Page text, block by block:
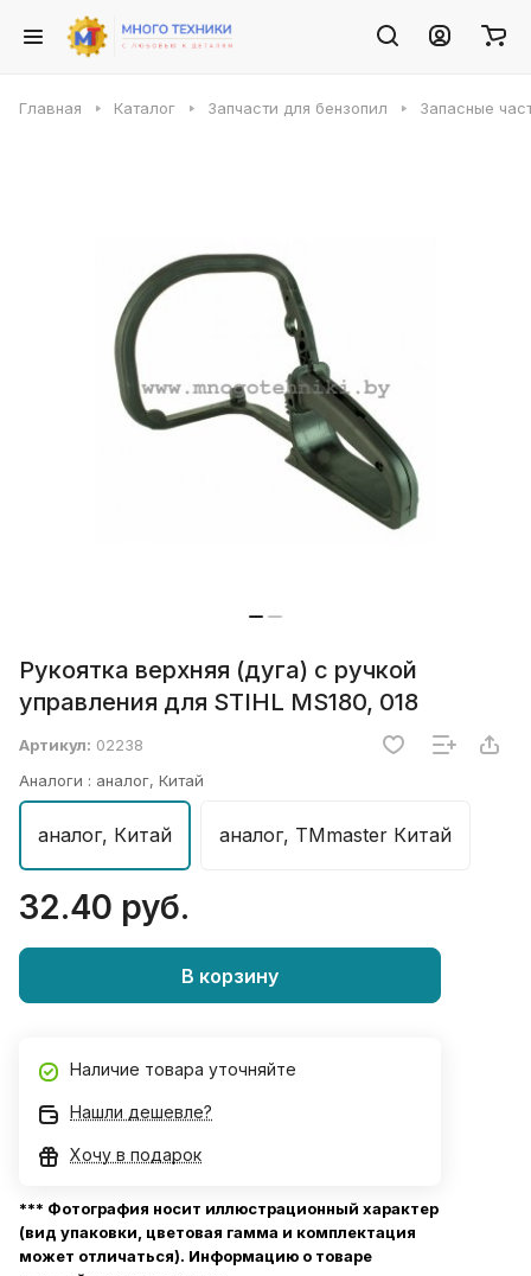
Главная Каталог Запчасти для бензопил Запасные
Рукоятка верхняя (дуга) с ручкой
управления для STIHL MS180, 018
Артикул: 02238
Аналоги : аналог, Китай
аналог, Китай аналог, TMmaster Китай
32.40 руб.
В корзину
Наличие товара уточняйте
Нашли дешевле?
Хочу в подарок
*** Фотография носит иллюстрационный характер
(вид упаковки, цветовая гамма и комплектация
может отличаться). Информацию о товаре